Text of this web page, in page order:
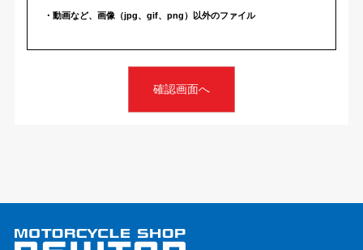
・動画など、画像（jpg、gif、png）以外のファイル
確認画面へ